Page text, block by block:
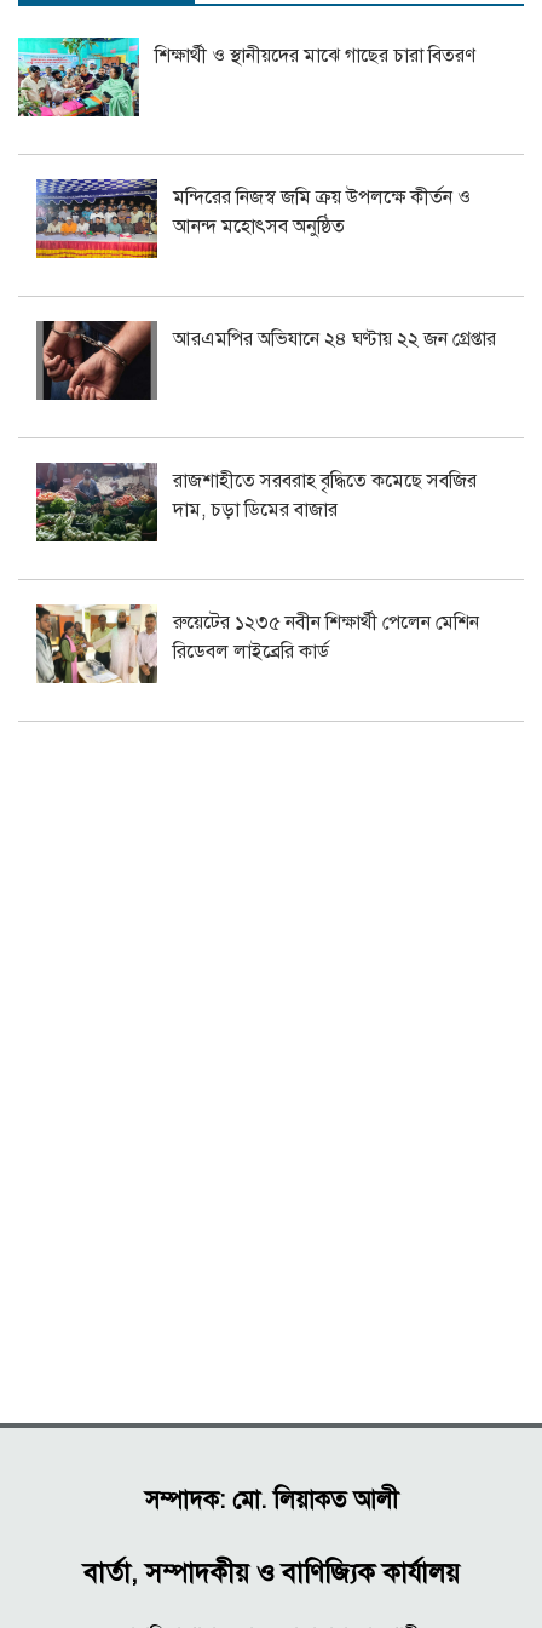
শিক্ষার্থী ও স্থানীয়দের মাঝে গাছের চারা বিতরণ
মন্দিরের নিজস্ব জমি ক্রয় উপলক্ষে কীর্তন ও
আনন্দ মহোৎসব অনুষ্ঠিত
আরএমপির অভিযানে ২৪ ঘণ্টায় ২২ জন গ্রেপ্তার
রাজশাহীতে সরবরাহ বৃদ্ধিতে কমেছে সবজির
দাম, চড়া ডিমের বাজার
রুয়েটের ১২৩৫ নবীন শিক্ষার্থী পেলেন মেশিন
রিডেবল লাইব্রেরি কার্ড
সম্পাদক: মো. লিয়াকত আলী
বার্তা, সম্পাদকীয় ও বাণিজ্যিক কার্যালয়